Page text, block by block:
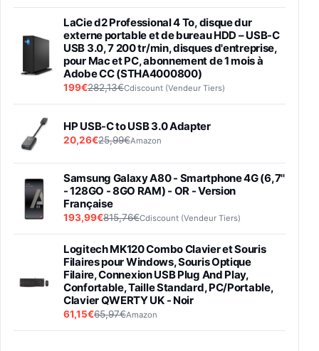
LaCie d2 Professional 4 To, disque dur
externe portable et de bureau HDD – USB-C
USB 3.0, 7 200 tr/min, disques d'entreprise,
pour Mac et PC, abonnement de 1 mois à
Adobe CC (STHA4000800)
199€282,13€Cdiscount (Vendeur Tiers)
HP USB-C to USB 3.0 Adapter
20,26€25,99€Amazon
Samsung Galaxy A80 - Smartphone 4G (6,7''
- 128GO - 8GO RAM) - OR - Version
Française
193,99€815,76€Cdiscount (Vendeur Tiers)
Logitech MK120 Combo Clavier et Souris
Filaires pour Windows, Souris Optique
Filaire, Connexion USB Plug And Play,
Confortable, Taille Standard, PC/Portable,
Clavier QWERTY UK - Noir
61,15€65,97€Amazon